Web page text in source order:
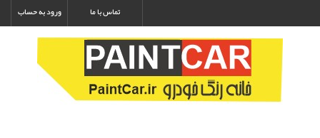
ورود به حساب تماس با ما